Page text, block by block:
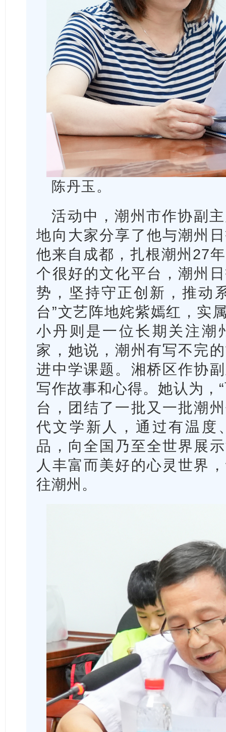
陈丹玉。
活动中，潮州市作协副
地向大家分享了他与潮州
他来自成都，扎根潮州27
个很好的文化平台，潮州
势，坚持守正创新，推动
台”文艺阵地姹紫嫣红，实
小丹则是一位长期关注潮
家，她说，潮州有写不完
进中学课题。湘桥区作协
写作故事和心得。她认为，
台，团结了一批又一批潮
代文学新人，通过有温度
品，向全国乃至全世界展
人丰富而美好的心灵世界
往潮州。